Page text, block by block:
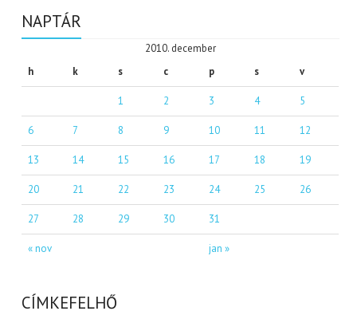
NAPTÁR
2010. december
h
k s c p s v
« nov jan »
1 2 3 4 5
6 7 8 9 10 11 12
13 14 15 16 17 18 19
20 21 22 23 24 25 26
27 28 29 30 31
CÍMKEFELHŐ